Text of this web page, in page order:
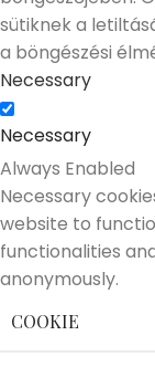
sütiknek a
a böngészési
Necessary
Necessary
Always Enabled
Necessary
website to
functionalities
anonymously.
COOKIE